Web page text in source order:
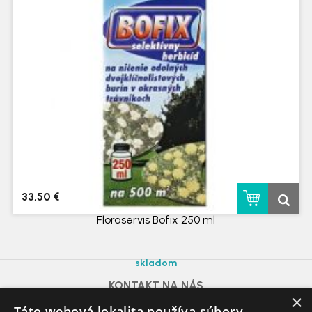
Floraservis Bofix 250 ml
skladom
33,50 €
KONTAKT NA NÁS
azdomazahrada@gmail.com
×